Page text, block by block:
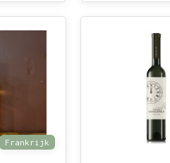
Frankrijk